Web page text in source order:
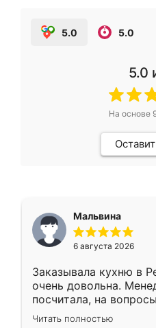
5.0 5.0
5.0
На основе
Мальвина
6 августа 2026
Заказывала кухню в
очень довольна.
посчитала, на
Замерщик приехал в
Читать полностью